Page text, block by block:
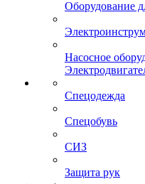
Оборудование
Насосное
Спецодежда
Спецобувь
СИЗ
Защита рук